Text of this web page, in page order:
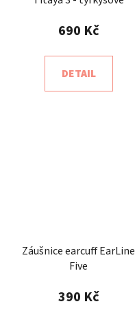
690 Kč
DETAIL
Záušnice earcuff EarLine
Five
390 Kč